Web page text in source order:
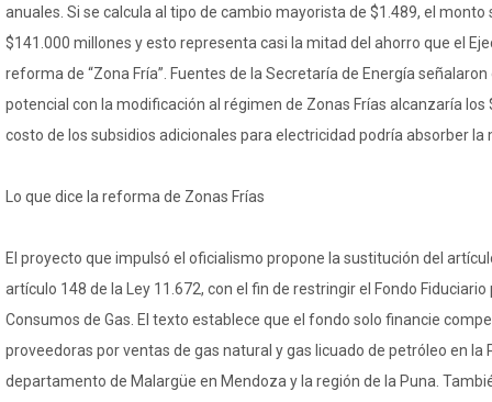
anuales. Si se calcula al tipo de cambio mayorista de $1.489, el
$141.000 millones y esto representa casi la mitad del ahorro que el
reforma de “Zona Fría”. Fuentes de la Secretaría de Energía
potencial con la modificación al régimen de Zonas Frías alcanzaría los
costo de los subsidios adicionales para electricidad podría absorber
Lo que dice la reforma de Zonas Frías
El proyecto que impulsó el oficialismo propone la sustitución del
artículo 148 de la Ley 11.672, con el fin de restringir el Fondo
Consumos de Gas. El texto establece que el fondo solo financie
proveedoras por ventas de gas natural y gas licuado de petróleo en la
departamento de Malargüe en Mendoza y la región de la Puna.